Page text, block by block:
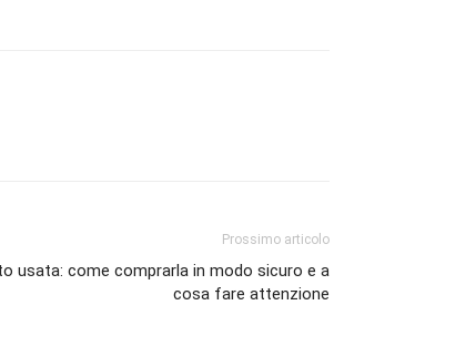
Prossimo articolo
usata: come comprarla in modo sicuro e a
cosa fare attenzione